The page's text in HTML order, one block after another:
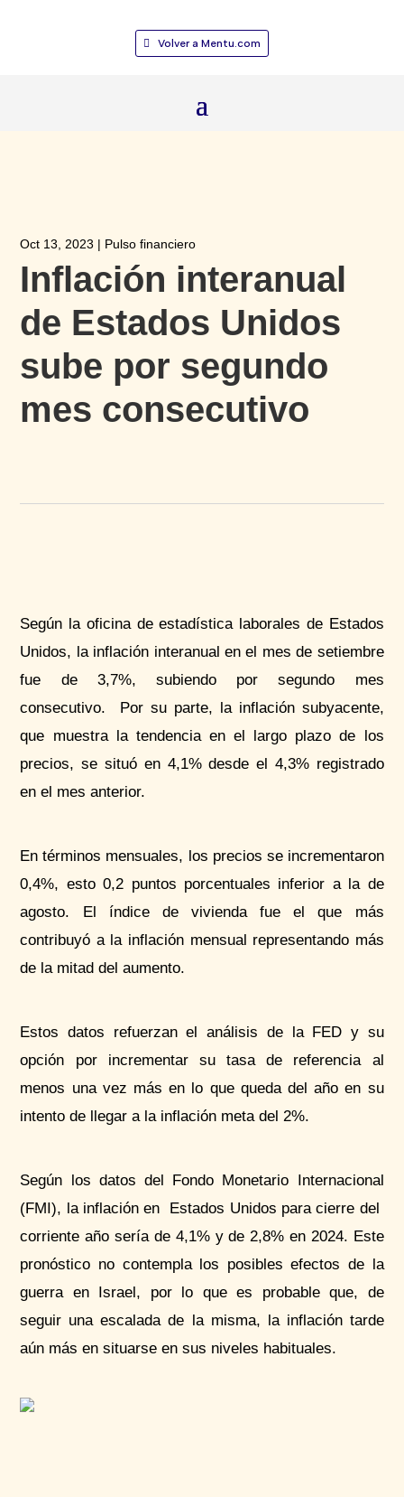
Volver a Mentu.com
Oct 13, 2023 | Pulso financiero
Inflación interanual
de Estados Unidos
sube por segundo
mes consecutivo
Según la oficina de estadística laborales de Estados
Unidos, la inflación interanual en el mes de setiembre
fue de 3,7%, subiendo por segundo mes
consecutivo. Por su parte, la inflación subyacente,
que muestra la tendencia en el largo plazo de los
precios, se situó en 4,1% desde el 4,3% registrado
en el mes anterior.
En términos mensuales, los precios se incrementaron
0,4%, esto 0,2 puntos porcentuales inferior a la de
agosto. El índice de vivienda fue el que más
contribuyó a la inflación mensual representando más
de la mitad del aumento.
Estos datos refuerzan el análisis de la FED y su
opción por incrementar su tasa de referencia al
menos una vez más en lo que queda del año en su
intento de llegar a la inflación meta del 2%.
Según los datos del Fondo Monetario Internacional
(FMI), la inflación en Estados Unidos para cierre del
corriente año sería de 4,1% y de 2,8% en 2024. Este
pronóstico no contempla los posibles efectos de la
guerra en Israel, por lo que es probable que, de
seguir una escalada de la misma, la inflación tarde
aún más en situarse en sus niveles habituales.